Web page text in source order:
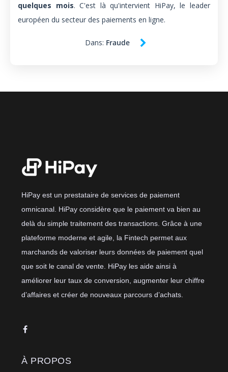
quelques mois. C'est là qu'intervient HiPay, le leader
européen du secteur des paiements en ligne.
Dans: Fraude
HiPay est un prestataire de services de paiement
omnicanal. HiPay considère que le paiement va bien au
delà du simple traitement des transactions. Grâce à une
plateforme moderne et agile, la Fintech permet aux
marchands de valoriser leurs données de paiement quel
que soit le canal de vente. HiPay les aide ainsi à
améliorer leur taux de conversion, augmenter leur chiffre
d’affaires et créer de nouveaux parcours d’achats.
À PROPOS